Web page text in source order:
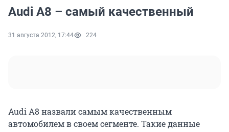
Audi A8 – самый качественный
31 августа 2012, 17:44 224
Audi A8 назвали самым качественным
автомобилем в своем сегменте. Такие данные